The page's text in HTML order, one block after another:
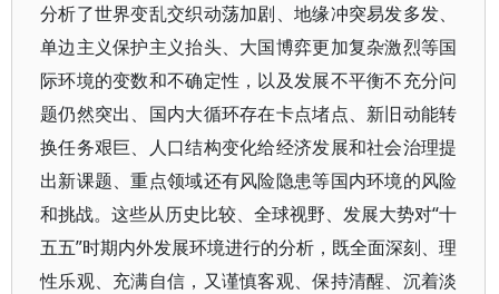
分析了世界变乱交织动荡加剧、地缘冲突易发多发、
单边主义保护主义抬头、大国博弈更加复杂激烈等国
际环境的变数和不确定性，以及发展不平衡不充分问
题仍然突出、国内大循环存在卡点堵点、新旧动能转
换任务艰巨、人口结构变化给经济发展和社会治理提
出新课题、重点领域还有风险隐患等国内环境的风险
和挑战。这些从历史比较、全球视野、发展大势对“十
五五”时期内外发展环境进行的分析，既全面深刻、理
性乐观、充满自信，又谨慎客观、保持清醒、沉着淡